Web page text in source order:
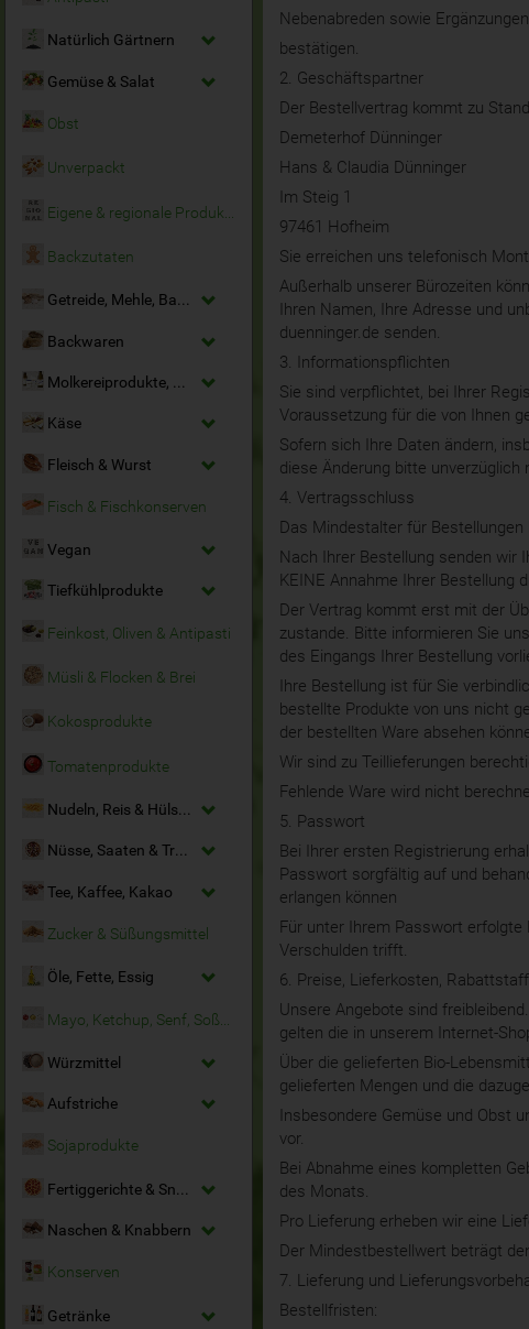
Natürlich Gärtnern
Gemüse & Salat
Obst
Unverpackt
Backzutaten
Getreide, Mehle, Backmittel
Backwaren
Molkereiprodukte, Milchersatz & Eier
Käse
Fleisch & Wurst
Fisch & Fischkonserven
Vegan
Tiefkühlprodukte
Feinkost, Oliven & Antipasti
Müsli & Flocken & Brei
Kokosprodukte
Tomatenprodukte
Nudeln, Reis & Hülsenfrüchte
Nüsse, Saaten & Trockenfrüchte
Tee, Kaffee, Kakao
Zucker & Süßungsmittel
Öle, Fette, Essig
Würzmittel
Aufstriche
Sojaprodukte
Fertiggerichte & Snacks
Naschen & Knabbern
Konserven
Getränke
Nebenabreden sowie
bestätigen.
2. Geschäftspartner
Der Bestellvertrag kommt zu
Demeterhof Dünninger
Hans & Claudia Dünninger
Im Steig 1
97461 Hofheim
Sie erreichen uns telefonisch
Außerhalb unserer Bürozeiten
Ihren Namen, Ihre Adresse und
duenninger.de senden.
3. Informationspflichten
Sie sind verpflichtet, bei Ihrer
Voraussetzung für die von Ihnen
Sofern sich Ihre Daten ändern,
diese Änderung bitte
4. Vertragsschluss
Das Mindestalter für Bestellungen
Nach Ihrer Bestellung senden wir
KEINE Annahme Ihrer Bestellung
Der Vertrag kommt erst mit der
zustande. Bitte informieren Sie
des Eingangs Ihrer Bestellung
Ihre Bestellung ist für Sie
bestellte Produkte von uns nicht
der bestellten Ware absehen
Wir sind zu Teillieferungen
Fehlende Ware wird nicht
5. Passwort
Bei Ihrer ersten Registrierung
Passwort sorgfältig auf und
erlangen können
Für unter Ihrem Passwort erfolgte
Verschulden trifft.
6. Preise, Lieferkosten,
Unsere Angebote sind
gelten die in unserem Internet-
Über die gelieferten Bio-
gelieferten Mengen und die
Insbesondere Gemüse und Obst
vor.
Bei Abnahme eines kompletten
des Monats.
Pro Lieferung erheben wir eine
Der Mindestbestellwert beträgt
7. Lieferung und
Bestellfristen: